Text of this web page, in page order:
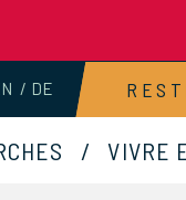
DE
VIVRE